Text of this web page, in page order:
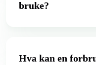
bruke?
Hva kan en